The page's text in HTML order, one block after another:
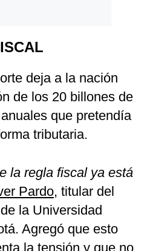
deja a la nación
de los 20 billones de
que pretendía
tributaria.
la regla fiscal ya está
Pardo, titular del
la Universidad
Agregó que esto
la tensión y que no